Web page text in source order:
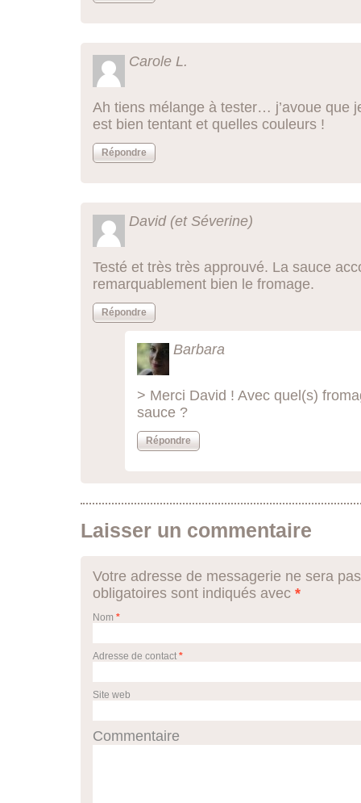
Carole L.
Ah tiens mélange à tester… j’avoue que
est bien tentant et quelles couleurs !
Répondre
David (et Séverine)
Testé et très très approuvé. La sauce
remarquablement bien le fromage.
Répondre
Barbara
> Merci David ! Avec quel(s)
sauce ?
Répondre
Laisser un commentaire
Votre adresse de messagerie ne sera
obligatoires sont indiqués avec *
Nom *
Adresse de contact *
Site web
Commentaire